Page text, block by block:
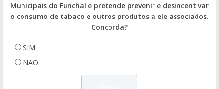
Municipais do Funchal e pretende prevenir e desincentivar
o consumo de tabaco e outros produtos a ele associados.
Concorda?
SIM
NÃO